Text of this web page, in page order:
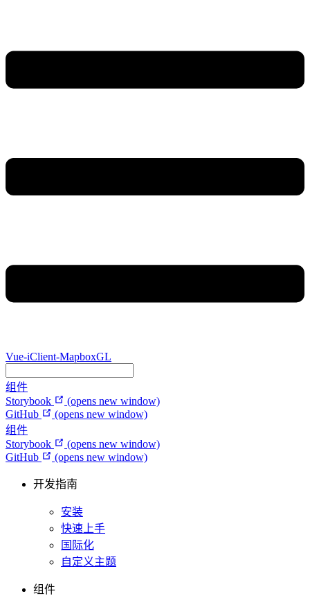
Vue-iClient-MapboxGL
组件
Storybook
(opens new window)
GitHub
(opens new window)
组件
Storybook
(opens new window)
GitHub
(opens new window)
开发指南
安装
快速上手
国际化
自定义主题
组件